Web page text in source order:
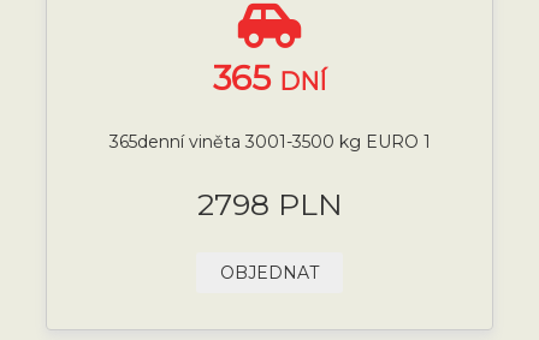
365 DNÍ
365denní viněta 3001-3500 kg EURO 1
2798 PLN
OBJEDNAT